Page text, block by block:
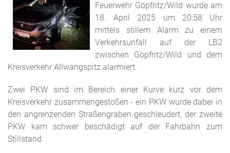
Feuerwehr Göpfritz/Wild wurde am
18. April 2025 um 20:58 Uhr
mittels stillem Alarm zu einem
Verkehrsunfall auf der LB2
zwischen Göpfritz/Wild und dem
Kreisverkehr Allwangspitz alarmiert.
Zwei PKW sind im Bereich einer Kurve kurz vor dem
Kreisverkehr zusammengestoßen - ein PKW wurde dabei in
den angrenzenden Straßengraben geschleudert, der zweite
PKW kam schwer beschädigt auf der Fahrbahn zum
Stillstand.